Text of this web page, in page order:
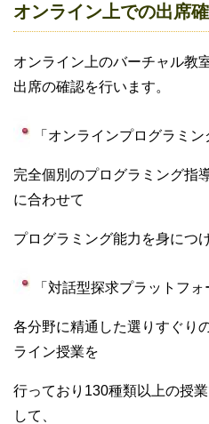
オンライン上での出席
オンライン上のバーチャル教
出席の確認を行います。
「オンラインプログラミン
完全個別のプログラミング指
に合わせて
プログラミング能力を身につ
「対話型探求プラットフ
各分野に精通した選りすぐり
ライン授業を
行っており130種類以上の授
して、